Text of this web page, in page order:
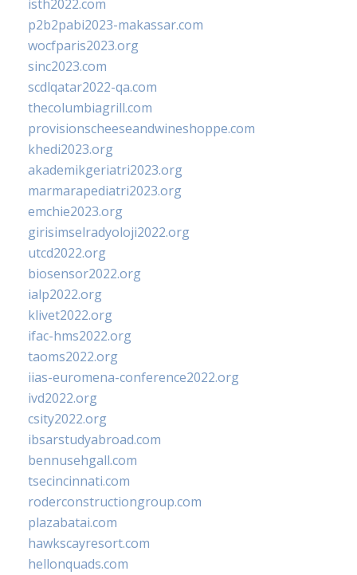
isth2022.com
p2b2pabi2023-makassar.com
wocfparis2023.org
sinc2023.com
scdlqatar2022-qa.com
thecolumbiagrill.com
provisionscheeseandwineshoppe.com
khedi2023.org
akademikgeriatri2023.org
marmarapediatri2023.org
emchie2023.org
girisimselradyoloji2022.org
utcd2022.org
biosensor2022.org
ialp2022.org
klivet2022.org
ifac-hms2022.org
taoms2022.org
iias-euromena-conference2022.org
ivd2022.org
csity2022.org
ibsarstudyabroad.com
bennusehgall.com
tsecincinnati.com
roderconstructiongroup.com
plazabatai.com
hawkscayresort.com
hellonquads.com